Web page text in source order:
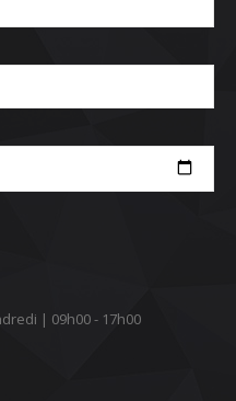
| 09h00 - 17h00